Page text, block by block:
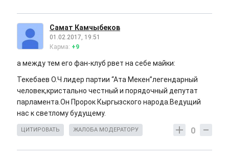
Самат Камчыбеков
01.02.2017, 19:51
Карма: +9
а между тем его фан-клуб рвет на себе майки:
Текебаев О.Ч лидер партии “Ата Мекен”легендарный
человек,кристально честный и порядочный депутат
парламента.Он Пророк Кыргызского народа.Ведущий
нас к светлому будущему.
0
ЦИТИРОВАТЬ ЖАЛОБА МОДЕРАТОРУ